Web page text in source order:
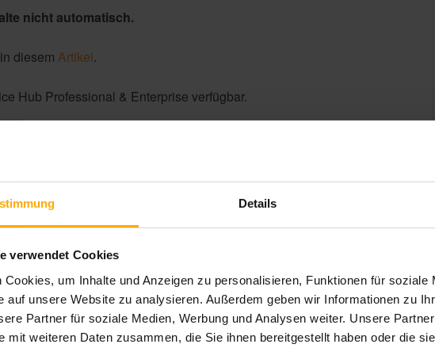
Details
verwendet Cookies
Cookies, um Inhalte und Anzeigen zu personalisieren, Funktionen für soziale
auf unsere Website zu analysieren. Außerdem geben wir Informationen zu
Partner für soziale Medien, Werbung und Analysen weiter. Unsere
mit weiteren Daten zusammen, die Sie ihnen bereitgestellt haben oder die
nicht automatisch.
diesem Artikel.
Hub Professional & Enterprise verfügbar.